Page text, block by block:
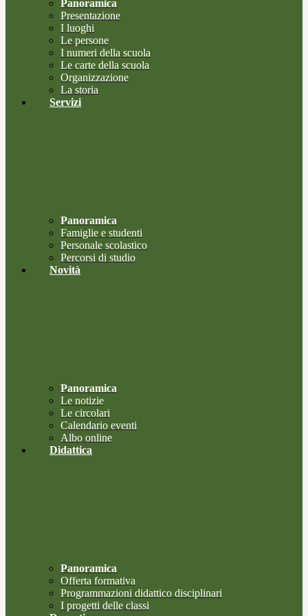
Panoramica
Presentazione
I luoghi
Le persone
I numeri della scuola
Le carte della scuola
Organizzazione
La storia
Servizi
Panoramica
Famiglie e studenti
Personale scolastico
Percorsi di studio
Novità
Panoramica
Le notizie
Le circolari
Calendario eventi
Albo online
Didattica
Panoramica
Offerta formativa
Programmazioni didattico disciplinari
I progetti delle classi